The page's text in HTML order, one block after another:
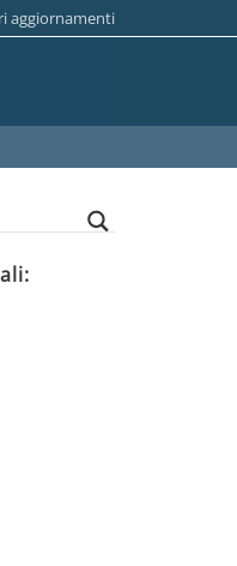
aggiornamenti